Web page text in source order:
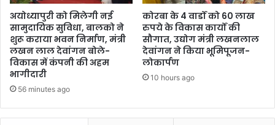
अयोध्यापुरी को मिलेगी नई
सामुदायिक सुविधा, बालको ने
शुरू कराया भवन निर्माण, मंत्री
लखन लाल देवांगन बोले-
विकास में कंपनी की अहम
भागीदारी
56 minutes ago
कोरबा के 4 वार्डों को 60 लाख
रुपये के विकास कार्यों की
सौगात, उद्योग मंत्री लखनलाल
देवांगन ने किया भूमिपूजन-
लोकार्पण
10 hours ago